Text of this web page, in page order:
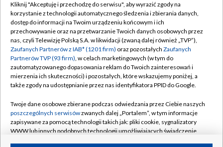
TVP
Abonament TVP
Emisja w TVP
Centrum informacji TVP
Naziemna Telewizja Cyfrowa
Rada Programowa
System NOS
Informacje o nadawcy
Regulamin TVP
Polityka prywatności
Moje zgody
Pomoc
Kontakt
Kliknij "Akceptuję i przechodzę do serwisu", aby wyrazić zgody na
korzystanie z technologii automatycznego śledzenia i zbierania danych,
dostęp do informacji na Twoim urządzeniu końcowym i ich
przechowywanie oraz na przetwarzanie Twoich danych osobowych przez
nas, czyli Telewizję Polską S.A. w likwidacji (zwaną dalej również „TVP”),
Zaufanych Partnerów z IAB* (1201 firm) oraz pozostałych Zaufanych
Partnerów TVP (93 firm), w celach marketingowych (w tym do
zautomatyzowanego dopasowania reklam do Twoich zainteresowań i
mierzenia ich skuteczności) i pozostałych, które wskazujemy poniżej, a
także zgody na udostępnianie przez nas identyfikatora PPID do Google.
Twoje dane osobowe zbierane podczas odwiedzania przez Ciebie naszych
poszczególnych serwisówzwanych dalej „Portalem”, w tym informacje
zapisywane za pomocą technologii takich jak: pliki cookie, sygnalizatory
WWW lub innych podobnych technologii umożliwiających świadczenie